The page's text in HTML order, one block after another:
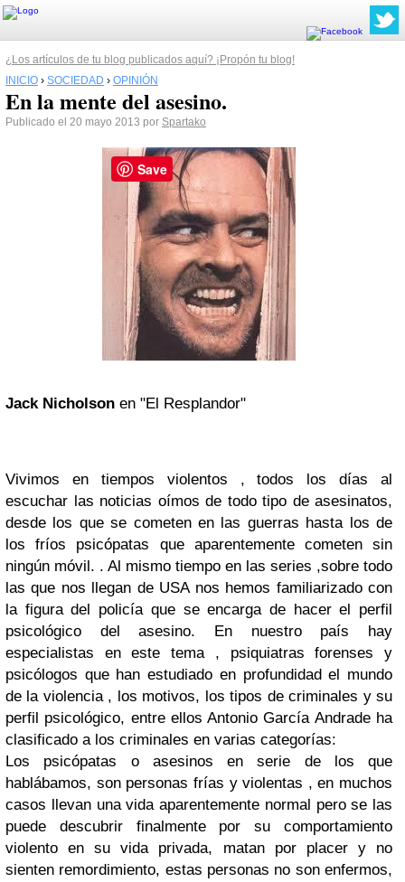
¿Los artículos de tu blog publicados aquí? ¡Propón tu blog!
INICIO › SOCIEDAD › OPINIÓN
En la mente del asesino.
Publicado el 20 mayo 2013 por Spartako
Jack Nicholson en "El Resplandor"
Vivimos en tiempos violentos , todos los días al
escuchar las noticias oímos de todo tipo de asesinatos,
desde los que se cometen en las guerras hasta los de
los fríos psicópatas que aparentemente cometen sin
ningún móvil. . Al mismo tiempo en las series ,sobre todo
las que nos llegan de USA nos hemos familiarizado con
la figura del policía que se encarga de hacer el perfil
psicológico del asesino. En nuestro país hay
especialistas en este tema , psiquiatras forenses y
psicólogos que han estudiado en profundidad el mundo
de la violencia , los motivos, los tipos de criminales y su
perfil psicológico, entre ellos Antonio García Andrade ha
clasificado a los criminales en varias categorías:
Los psicópatas o asesinos en serie de los que
hablábamos, son personas frías y violentas , en muchos
casos llevan una vida aparentemente normal pero se las
puede descubrir finalmente por su comportamiento
violento en su vida privada, matan por placer y no
sienten remordimiento, estas personas no son enfermos,
Save